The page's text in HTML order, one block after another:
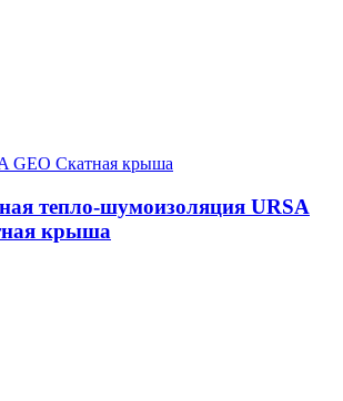
тепло-шумоизоляция URSA
крыша